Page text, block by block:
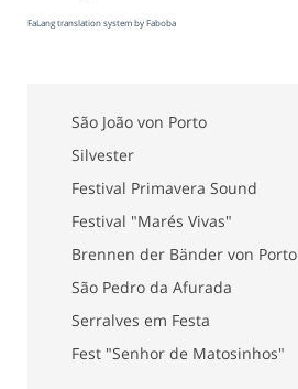
FaLang translation system by Faboba
São João von Porto
Silvester
Festival Primavera Sound
Festival "Marés Vivas"
Brennen der Bänder von Porto
São Pedro da Afurada
Serralves em Festa
Fest "Senhor de Matosinhos"